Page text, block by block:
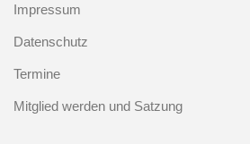
Impressum
Datenschutz
Termine
Mitglied werden und Satzung